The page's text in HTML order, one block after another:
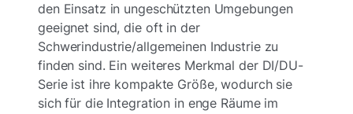
den Einsatz in ungeschützten Umgebungen
geeignet sind, die oft in der
Schwerindustrie/allgemeinen Industrie zu
finden sind. Ein weiteres Merkmal der DI/DU-
Serie ist ihre kompakte Größe, wodurch sie
sich für die Integration in enge Räume im